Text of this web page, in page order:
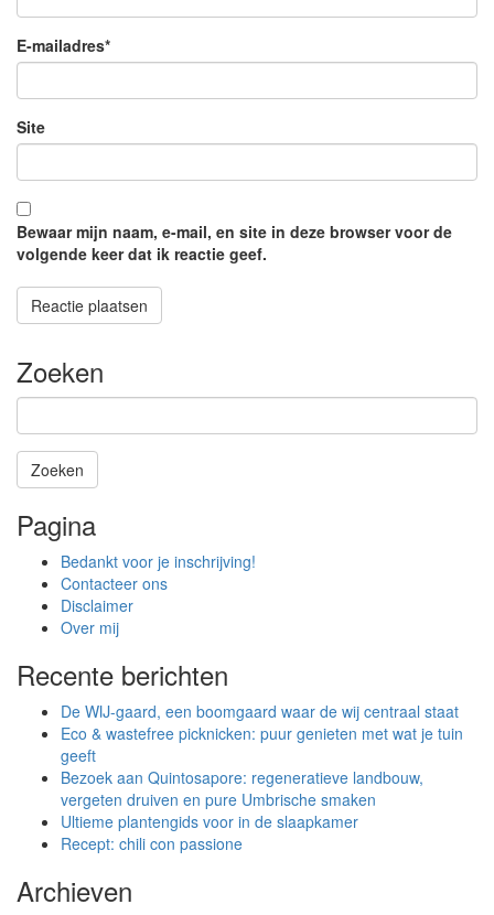
E-mailadres*
Site
Bewaar mijn naam, e-mail, en site in deze browser voor de
volgende keer dat ik reactie geef.
Zoeken
Zoeken
zoeken
is
gang
Pagina
Bedankt voor je inschrijving!
Contacteer ons
Disclaimer
Over mij
Recente berichten
De WIJ-gaard, een boomgaard waar de wij centraal staat
Eco & wastefree picknicken: puur genieten met wat je tuin
geeft
Bezoek aan Quintosapore: regeneratieve landbouw,
vergeten druiven en pure Umbrische smaken
Ultieme plantengids voor in de slaapkamer
Recept: chili con passione
Archieven